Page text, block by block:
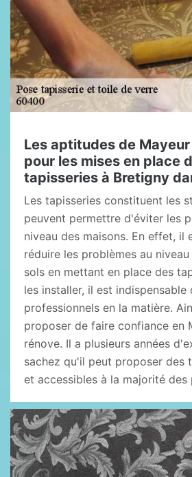
Les aptitudes de
pour les mises en place
tapisseries à Bretigny
Les tapisseries constituent les
peuvent permettre d'éviter les
niveau des maisons. En effet, il
réduire les problèmes au
sols en mettant en place des
les installer, il est
professionnels en la matière.
proposer de faire confiance en
rénove. Il a plusieurs années
sachez qu'il peut proposer des
et accessibles à la majorité des